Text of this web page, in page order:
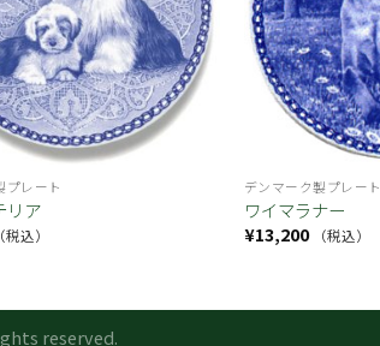
プレート
リア
（税込）
デンマーク製プレート
ワイマラナー
¥13,200 （税込）
reserved.